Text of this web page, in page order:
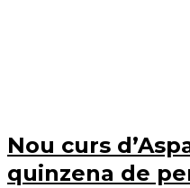
Nou curs
quinzena de